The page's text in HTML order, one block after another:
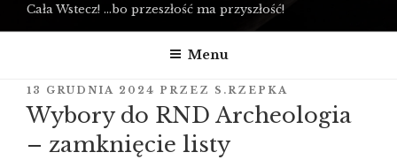
Cała Wstecz! …bo przeszłość ma przyszłość!
Menu
OPUBLIKOWANE
W
13 GRUDNIA 2024 PRZEZ S.RZEPKA
Wybory do RND Archeologia
– zamknięcie listy